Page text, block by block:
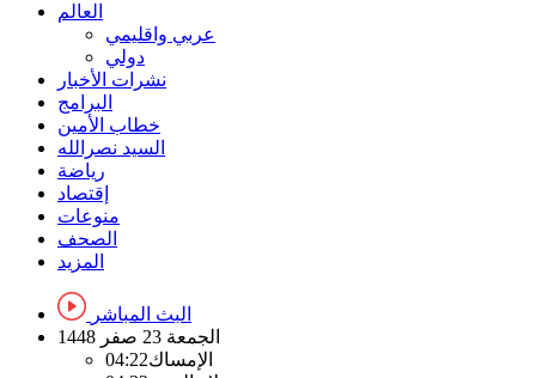
العالم
عربي واقليمي
دولي
نشرات الأخبار
البرامج
خطاب الأمين
السيد نصرالله
رياضة
إقتصاد
منوعات
الصحف
المزيد
البث المباشر
الجمعة 23 صفر 1448
الإمساك04:22